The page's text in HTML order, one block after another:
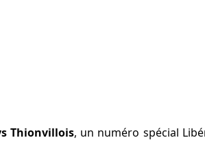
Thionvillois, un numéro spécial